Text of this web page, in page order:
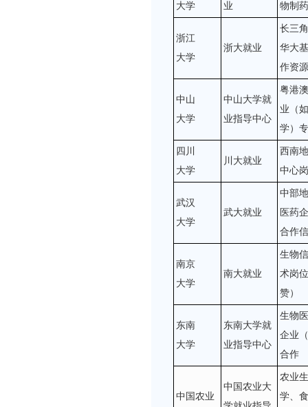
大学
业
物制
浙江
大学
浙大就业
长三
华大
作资
中山
大学
中山大学就
业指导中心
粤港
业（
学）
四川
大学
川大就业
西南
中心
武汉
大学
武大就业
中部
医药
合作
南京
大学
南大就业
生物
术岗
赞）
东南
大学
东南大学就
业指导中心
生物
企业
合作
中国农业
中国农业大
农业
学、